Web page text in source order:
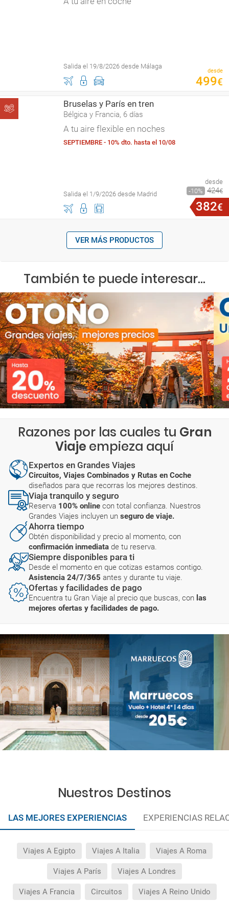
Salida el 19/8/2026 desde Málaga
desde
499€
Bruselas y París en tren
Bélgica y Francia, 6 días
A tu aire flexible en noches
SEPTIEMBRE - 10% dto. hasta el 10/08
Salida el 1/9/2026 desde Madrid
desde
10
424€
382€
VER MÁS PRODUCTOS
También te puede interesar...
Razones por las cuales tu Gran
Viaje empieza aquí
Expertos en Grandes Viajes
Circuitos, Viajes Combinados y Rutas en Coche
diseñados para que recorras los mejores destinos.
Viaja tranquilo y seguro
Reserva 100% online con total confianza. Nuestros
Grandes Viajes incluyen un seguro de viaje.
Ahorra tiempo
Obtén disponibilidad y precio al momento, con
confirmación inmediata de tu reserva.
Siempre disponibles para ti
Desde el momento en que cotizas estamos contigo.
Asistencia 24/7/365 antes y durante tu viaje.
Ofertas y facilidades de pago
Encuentra tu Gran Viaje al precio que buscas, con las
mejores ofertas y facilidades de pago.
Nuestros Destinos
LAS MEJORES EXPERIENCIAS EXPERIENCIAS
Viajes A Egipto Viajes A Italia Viajes A Roma
Viajes A París Viajes A Londres
Viajes A Francia Circuitos Viajes A Reino Unido